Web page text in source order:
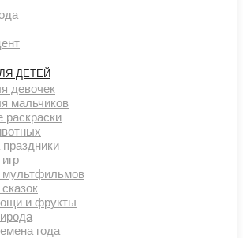
ДЕТЕЙ
девочек
мальчиков
мультфильмов
и фрукты
года